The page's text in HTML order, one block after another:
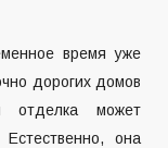
время уже
дорогих домов
отделка может
она